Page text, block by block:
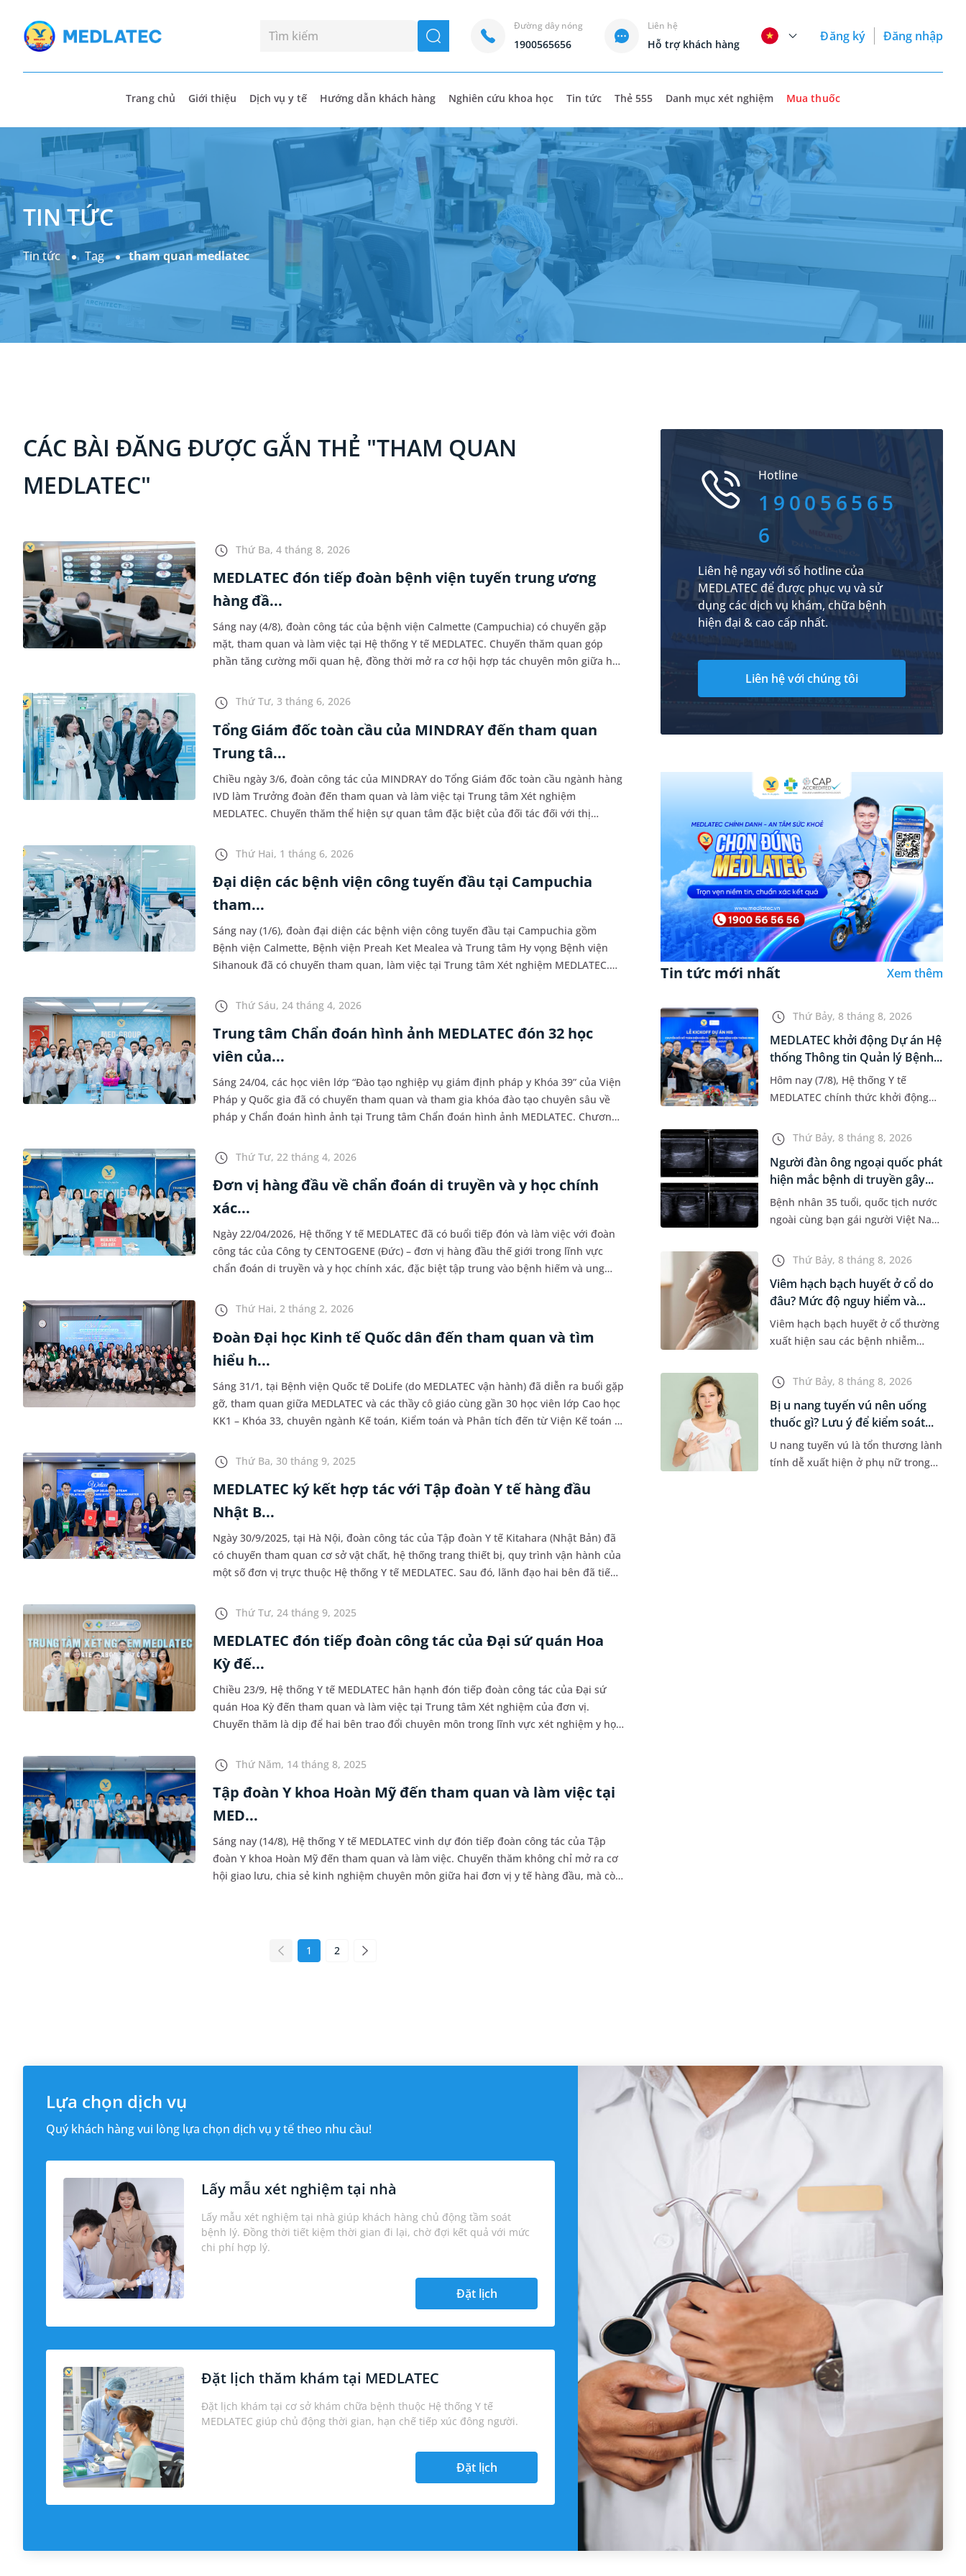
seach
Đường dây nóng
1900565656
Liên hệ
Hỗ trợ khách hàng
Đăng ký Đăng nhập
Trang chủ Giới thiệu Dịch vụ y tế Hướng dẫn khách hàng Nghiên cứu khoa học Tin tức Thẻ 555 Danh mục xét nghiệm Mua thuốc
TIN TỨC
Tin tức Tag tham quan medlatec
CÁC BÀI ĐĂNG ĐƯỢC GẮN THẺ "THAM QUAN
MEDLATEC"
Thứ Ba, 4 tháng 8, 2026
MEDLATEC đón tiếp đoàn bệnh viện tuyến trung ương
hàng đầ...
Sáng nay (4/8), đoàn công tác của bệnh viện Calmette (Campuchia) có chuyến gặp
mặt, tham quan và làm việc tại Hệ thống Y tế MEDLATEC. Chuyến thăm quan góp
phần tăng cường mối quan hệ, đồng thời mở ra cơ hội hợp tác chuyên môn giữa hai
Thứ Tư, 3 tháng 6, 2026
Tổng Giám đốc toàn cầu của MINDRAY đến tham quan
Trung tâ...
Chiều ngày 3/6, đoàn công tác của MINDRAY do Tổng Giám đốc toàn cầu ngành hàng
IVD làm Trưởng đoàn đến tham quan và làm việc tại Trung tâm Xét nghiệm
MEDLATEC. Chuyến thăm thể hiện sự quan tâm đặc biệt của đối tác đối với thị
Thứ Hai, 1 tháng 6, 2026
Đại diện các bệnh viện công tuyến đầu tại Campuchia
tham...
Sáng nay (1/6), đoàn đại diện các bệnh viện công tuyến đầu tại Campuchia gồm
Bệnh viện Calmette, Bệnh viện Preah Ket Mealea và Trung tâm Hy vọng Bệnh viện
Sihanouk đã có chuyến tham quan, làm việc tại Trung tâm Xét nghiệm MEDLATEC.
Thứ Sáu, 24 tháng 4, 2026
Trung tâm Chẩn đoán hình ảnh MEDLATEC đón 32 học
viên của...
Sáng 24/04, các học viên lớp “Đào tạo nghiệp vụ giám định pháp y Khóa 39” của Viện
Pháp y Quốc gia đã có chuyến tham quan và tham gia khóa đào tạo chuyên sâu về
pháp y Chẩn đoán hình ảnh tại Trung tâm Chẩn đoán hình ảnh MEDLATEC. Chương
Thứ Tư, 22 tháng 4, 2026
Đơn vị hàng đầu về chẩn đoán di truyền và y học chính
xác...
Ngày 22/04/2026, Hệ thống Y tế MEDLATEC đã có buổi tiếp đón và làm việc với đoàn
công tác của Công ty CENTOGENE (Đức) – đơn vị hàng đầu thế giới trong lĩnh vực
chẩn đoán di truyền và y học chính xác, đặc biệt tập trung vào bệnh hiếm và ung
Thứ Hai, 2 tháng 2, 2026
Đoàn Đại học Kinh tế Quốc dân đến tham quan và tìm
hiểu h...
Sáng 31/1, tại Bệnh viện Quốc tế DoLife (do MEDLATEC vận hành) đã diễn ra buổi gặp
gỡ, tham quan giữa MEDLATEC và các thầy cô giáo cùng gần 30 học viên lớp Cao học
KK1 – Khóa 33, chuyên ngành Kế toán, Kiểm toán và Phân tích đến từ Viện Kế toán –
Thứ Ba, 30 tháng 9, 2025
MEDLATEC ký kết hợp tác với Tập đoàn Y tế hàng đầu
Nhật B...
Ngày 30/9/2025, tại Hà Nội, đoàn công tác của Tập đoàn Y tế Kitahara (Nhật Bản) đã
có chuyến tham quan cơ sở vật chất, hệ thống trang thiết bị, quy trình vận hành của
một số đơn vị trực thuộc Hệ thống Y tế MEDLATEC. Sau đó, lãnh đạo hai bên đã tiến
Thứ Tư, 24 tháng 9, 2025
MEDLATEC đón tiếp đoàn công tác của Đại sứ quán Hoa
Kỳ đế...
Chiều 23/9, Hệ thống Y tế MEDLATEC hân hạnh đón tiếp đoàn công tác của Đại sứ
quán Hoa Kỳ đến tham quan và làm việc tại Trung tâm Xét nghiệm của đơn vị.
Chuyến thăm là dịp để hai bên trao đổi chuyên môn trong lĩnh vực xét nghiệm y học
Thứ Năm, 14 tháng 8, 2025
Tập đoàn Y khoa Hoàn Mỹ đến tham quan và làm việc tại
MED...
Sáng nay (14/8), Hệ thống Y tế MEDLATEC vinh dự đón tiếp đoàn công tác của Tập
đoàn Y khoa Hoàn Mỹ đến tham quan và làm việc. Chuyến thăm không chỉ mở ra cơ
hội giao lưu, chia sẻ kinh nghiệm chuyên môn giữa hai đơn vị y tế hàng đầu, mà còn
1 2
Hotline
190056565
6
Liên hệ ngay với số hotline của
MEDLATEC để được phục vụ và sử
dụng các dịch vụ khám, chữa bệnh
hiện đại & cao cấp nhất.
Liên hệ với chúng tôi
Tin tức mới nhất Xem thêm
Thứ Bảy, 8 tháng 8, 2026
MEDLATEC khởi động Dự án Hệ
thống Thông tin Quản lý Bệnh...
Hôm nay (7/8), Hệ thống Y tế
MEDLATEC chính thức khởi động
Bệnh viện (HIS - Hospital
Information System) giai đoạn mới.
Dự á...
Thứ Bảy, 8 tháng 8, 2026
Người đàn ông ngoại quốc phát
hiện mắc bệnh di truyền gây...
Bệnh nhân 35 tuổi, quốc tịch nước
ngoài cùng bạn gái người Việt Nam
hôn nhân. Qua thăm khám và làm
các xét nghiệm chuyên sâu,...
Thứ Bảy, 8 tháng 8, 2026
Viêm hạch bạch huyết ở cổ do
đâu? Mức độ nguy hiểm và
phư...
Viêm hạch bạch huyết ở cổ thường
xuất hiện sau các bệnh nhiễm
đến lao hạch hoặc ung thư. Để tìm
hiểu nguyên nhân gây viêm,...
Thứ Bảy, 8 tháng 8, 2026
Bị u nang tuyến vú nên uống
thuốc gì? Lưu ý để kiểm soát...
U nang tuyến vú là tổn thương lành
tính dễ xuất hiện ở phụ nữ trong
Lựa chọn dịch vụ
Quý khách hàng vui lòng lựa chọn dịch vụ y tế theo nhu cầu!
Lấy mẫu xét nghiệm tại nhà
Lấy mẫu xét nghiệm tại nhà giúp khách hàng chủ động tầm soát
bệnh lý. Đồng thời tiết kiệm thời gian đi lại, chờ đợi kết quả với mức
chi phí hợp lý.
Đặt lịch
Đặt lịch thăm khám tại MEDLATEC
Đặt lịch khám tại cơ sở khám chữa bệnh thuộc Hệ thống Y tế
MEDLATEC giúp chủ động thời gian, hạn chế tiếp xúc đông người.
Đặt lịch